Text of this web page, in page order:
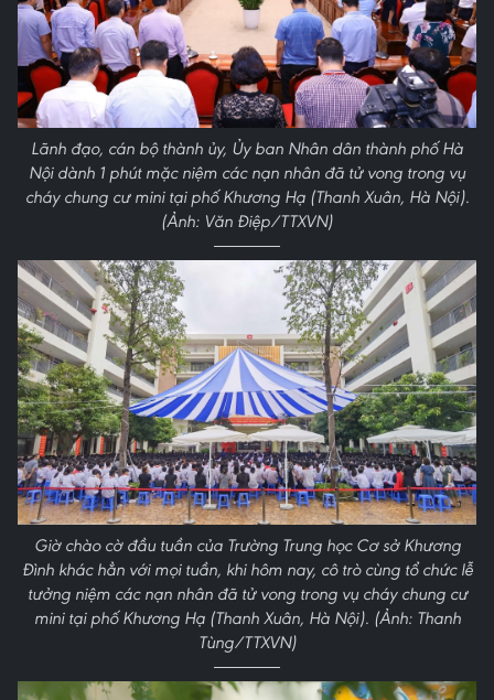
Lãnh đạo, cán bộ thành ủy, Ủy ban Nhân dân thành phố Hà
Nội dành 1 phút mặc niệm các nạn nhân đã tử vong trong vụ
cháy chung cư mini tại phố Khương Hạ (Thanh Xuân, Hà Nội).
(Ảnh: Văn Điệp/TTXVN)
Giờ chào cờ đầu tuần của Trường Trung học Cơ sở Khương
Đình khác hẳn với mọi tuần, khi hôm nay, cô trò cùng tổ chức lễ
tưởng niệm các nạn nhân đã tử vong trong vụ cháy chung cư
mini tại phố Khương Hạ (Thanh Xuân, Hà Nội). (Ảnh: Thanh
Tùng/TTXVN)